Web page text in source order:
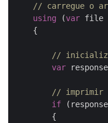
// carregue o
using (var file =
    {
//
var
// imprimir
if
        {